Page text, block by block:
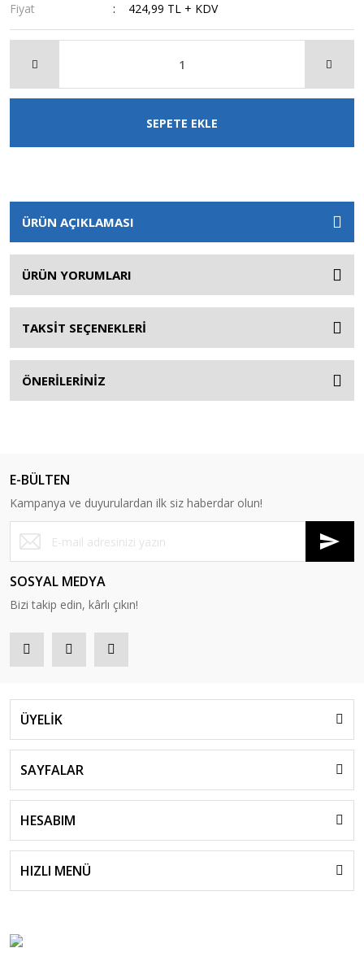
Fiyat
424,99 TL + KDV
SEPETE EKLE
ÜRÜN AÇIKLAMASI
ÜRÜN YORUMLARI
TAKSİT SEÇENEKLERİ
ÖNERİLERİNİZ
E-BÜLTEN
Kampanya ve duyurulardan ilk siz haberdar olun!
SOSYAL MEDYA
Bizi takip edin, kârlı çıkın!
ÜYELİK
SAYFALAR
HESABIM
HIZLI MENÜ